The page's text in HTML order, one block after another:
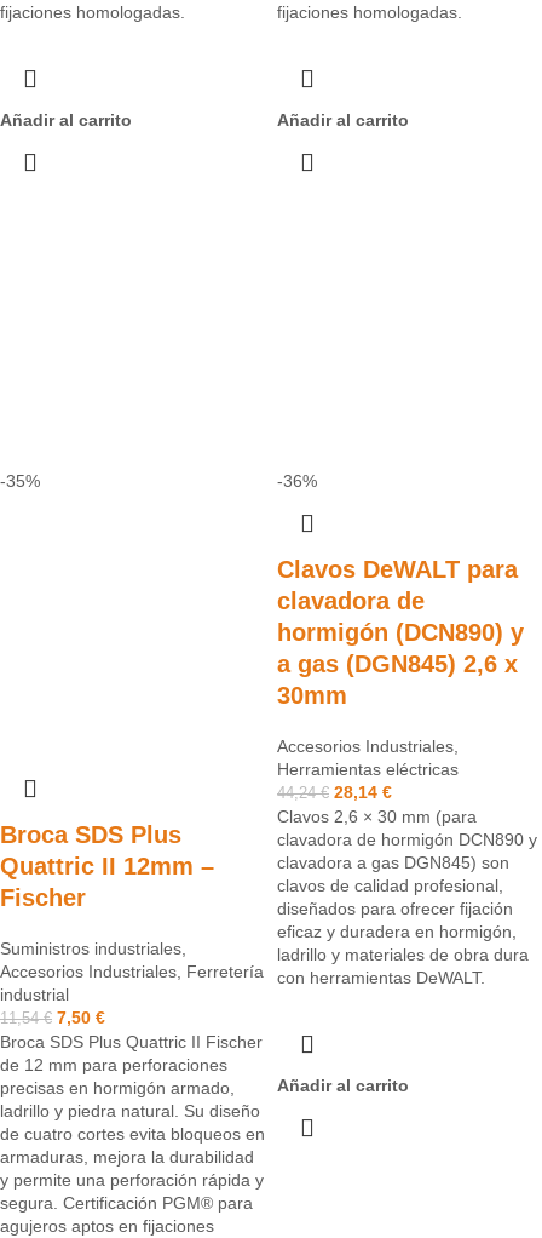
fijaciones homologadas.
Añadir al carrito
fijaciones homologadas.
Añadir al carrito
-35%
Broca SDS Plus
Quattric II 12mm –
Fischer
Suministros industriales
Accesorios Industriales Ferretería
industrial
11,54€ 7,50 €
Broca SDS Plus Quattric II Fischer
de 12 mm para perforaciones
precisas en hormigón armado,
ladrillo y piedra natural. Su diseño
de cuatro cortes evita bloqueos en
armaduras, mejora la durabilidad
y permite una perforación rápida y
segura. Certificación PGM® para
agujeros aptos en fijaciones
-36%
Clavos DeWALT para
clavadora de
hormigón (DCN890) y
a gas (DGN845) 2,6 x
30mm
Accesorios Industriales
Herramientas eléctricas
44,24€ 28,14 €
Clavos 2,6 × 30 mm (para
clavadora de hormigón DCN890 y
clavadora a gas DGN845) son
clavos de calidad profesional,
diseñados para ofrecer fijación
eficaz y duradera en hormigón,
ladrillo y materiales de obra dura
con herramientas DeWALT.
Añadir al carrito